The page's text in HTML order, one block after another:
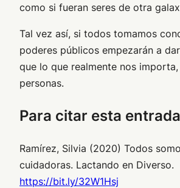
como si fueran seres de otra
Tal vez así, si todos tomamos
poderes públicos empezarán a
que lo que realmente nos
personas.
Para citar esta entrada
Ramírez, Silvia (2020) Todos
cuidadoras. Lactando en Diverso.
https://bit.ly/32W1Hsj